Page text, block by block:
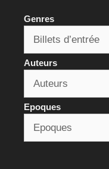
Genres
Auteurs
Epoques